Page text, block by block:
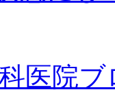
医院ブ